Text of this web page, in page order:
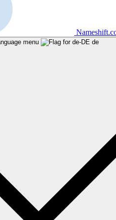
menu de